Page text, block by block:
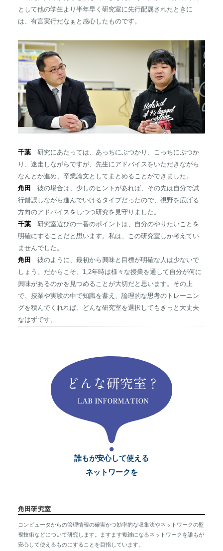
として他の学生より半年早く研究室に先行配属されたときに
は、有言実行だなぁと感心したものです。
千葉研究にあたっては、あっちにぶつかり、こっちにぶつか
り、迷走しながらですが、先生にアドバイスをいただきながら
なんとか進め、卒業論文としてまとめることができました。
角田
彼の場合は、少しのヒントがあれば、その先は自分で試
行錯誤しながら進んでいけるタイプだったので、視野を広げる
方向のアドバイスをしつつ研究を見守りました。
千葉研究室選びの一番のポイントは、自分のやりたいことを
明確にすることだと思います。私は、この研究室しか考えてい
ませんでした。
角田
彼のように、最初から興味と目標が明確な人は少ないで
しょう。だからこそ、1,2年時は様々な授業を通して自分が何に
興味があるのかを見つめることが大切だと思います。その上
で、授業や実験の中で知識を蓄え、論理的な思考のトレーニン
グを積んでくれれば、どんな研究室を選択してもきっと大丈夫
なはずです。
誰もが安心して使える
ネットワークを
角田研究室
コンピュータからの管理情報の確実かつ効率的な収集法やネットワークの監
視技術などについて研究します。ますます複雑になるネットワークを誰もが
安心して使えるものにすることを目指しています。